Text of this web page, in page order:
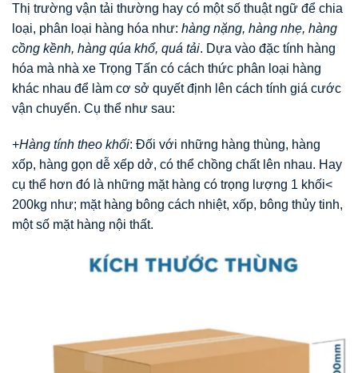
Thị trường vận tải thường hay có một số thuật ngữ để chia
loại, phân loại hàng hóa như: hàng nặng, hàng nhẹ, hàng
cồng kềnh, hàng qúa khổ, quá tải. Dựa vào đặc tính hàng
hóa mà nhà xe Trọng Tấn có cách thức phân loại hàng
khác nhau để làm cơ sở quyết định lên cách tính giá cước
vận chuyển. Cụ thể như sau:
+Hàng tính theo khối: Đối với những hàng thùng, hàng
xốp, hàng gọn dễ xếp dở, có thể chồng chất lên nhau. Hay
cụ thể hơn đó là những mặt hàng có trọng lượng 1 khối<
200kg như; mặt hàng bông cách nhiệt, xốp, bông thủy tinh,
một số mặt hàng nội thất.